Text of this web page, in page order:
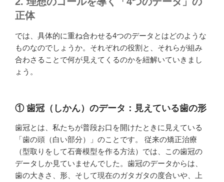
正体
では、具体的に重ね合わせる4つのデータとはどのような
ものなのでしょうか。それぞれの役割と、それらが組み
合わさることで何が見えてくるのかを紐解いていきまし
ょう。
① 歯冠（しかん）のデータ：見えている歯の形
歯冠とは、私たちが普段お口を開けたときに見えている
「歯の頭（白い部分）」のことです。 従来の矯正治療
（型取りをして石膏模型を作る方法）では、この歯冠の
データしか見ていませんでした。歯冠のデータからは、
歯の大きさ、形、そして現在のガタガタの度合いや、上